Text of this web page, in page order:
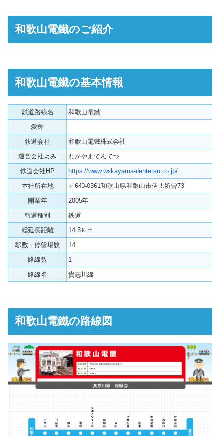
和歌山電鐵のご紹介
和歌山電鐵の基本情報
鉄道路線名
和歌山電鐵
愛称
鉄道会社
和歌山電鐵株式会社
運営会社よみ
わかやまでんてつ
鉄道会社HP
https://www.wakayama-dentetsu.co.jp/
本社所在地
〒640-0361和歌山県和歌山市伊太祈曽73
開業年
2005年
軌道種別
鉄道
総延長距離
14.3ｋｍ
駅数・停留場数
14
路線数
1
路線名
貴志川線
和歌山電鐵の路線図